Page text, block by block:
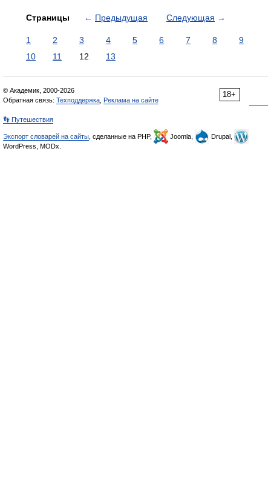
Страницы ← Предыдущая Следующая →
1 2 3 4 5 6 7 8
9
10
11 12 13
18+
© Академик, 2000-2026
Обратная связь: Техподдержка Реклама на сайте
👣 Путешествия
Экспорт словарей на сайты , сделанные на PHP, Joomla,
Drupal,
WordPress, MODx.